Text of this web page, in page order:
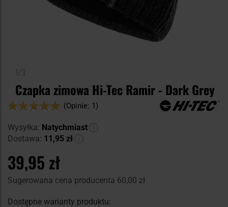
Czapka zimowa Hi-Tec Ramir - Dark Grey
Ocena:
(Opinie: 1)
Wysyłka: Natychmiast
Dostawa: 11,95 zł
39,95 zł
Sugerowana cena producenta 60,00 zł
Dostępne warianty produktu: